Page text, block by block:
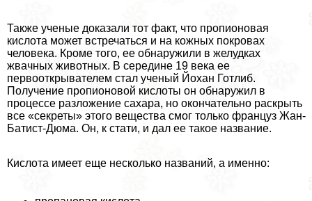
Также ученые доказали тот факт, что пропионовая
кислота может встречаться и на кожных покровах
человека. Кроме того, ее обнаружили в желудках
жвачных животных. В середине 19 века ее
первооткрывателем стал ученый Йохан Готлиб.
Получение пропионовой кислоты он обнаружил в
процессе разложение сахара, но окончательно раскрыть
все «секреты» этого вещества смог только француз Жан-
Батист-Дюма. Он, к стати, и дал ее такое название.
Кислота имеет еще несколько названий, а именно: